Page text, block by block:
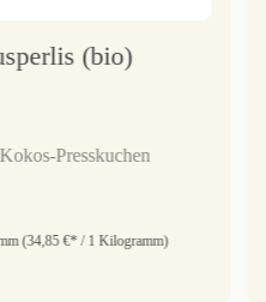
(bio)
Presskuchen
(34,85 €* / 1 Kilogramm)